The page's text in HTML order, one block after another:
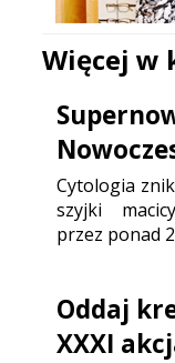
Więcej
Cytologia
szyjki
przez ponad
Oddaj
XXXI